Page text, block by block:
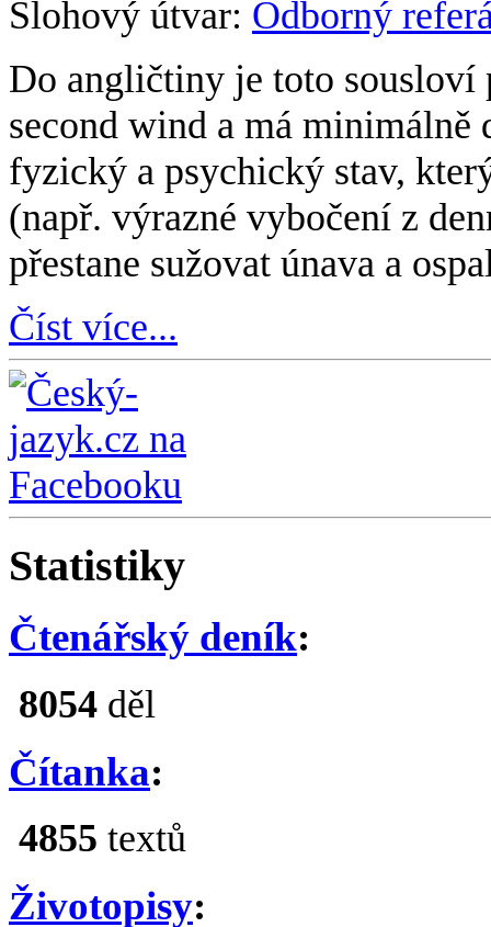
Slohový útvar: Odborný
Do angličtiny je toto sousloví
second wind a má
fyzický a psychický stav,
(např. výrazné vybočení z
přestane sužovat únava a
Číst více...
Statistiky
Čtenářský deník:
8054 děl
Čítanka:
4855 textů
Životopisy: